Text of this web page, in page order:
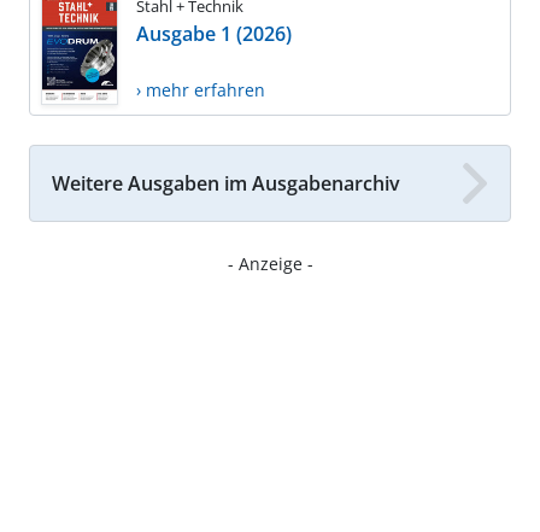
Stahl + Technik
Ausgabe 1 (2026)
› mehr erfahren
Weitere Ausgaben im Ausgabenarchiv
- Anzeige -